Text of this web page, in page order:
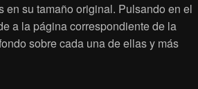
en su tamaño original. Pulsando en el
a la página correspondiente de la
sobre cada una de ellas y más